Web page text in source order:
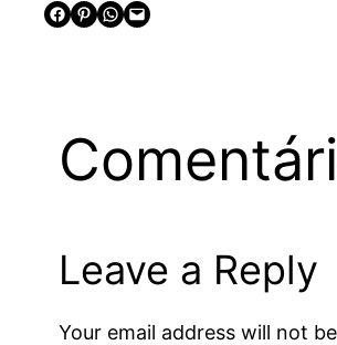
Share on Facebook
Share on Pinterest Share on WhatsApp Email this Page
Leave a Reply
Your email address will not